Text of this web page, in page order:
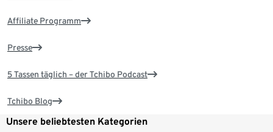
Affiliate Programm
Presse
5 Tassen täglich – der Tchibo Podcast
Tchibo Blog
Unsere beliebtesten Kategorien